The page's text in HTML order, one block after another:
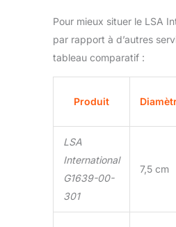
Pour mieux situer le LSA
par rapport à d’autres
tableau comparatif :
Produit
LSA
International
G1639-00-
301
7,5 cm